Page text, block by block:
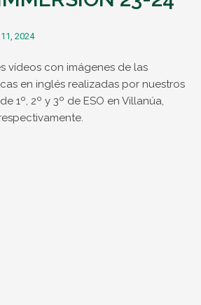
2024
vídeos con imágenes de las
en inglés realizadas por nuestros
1º, 2º y 3º de ESO en Villanúa,